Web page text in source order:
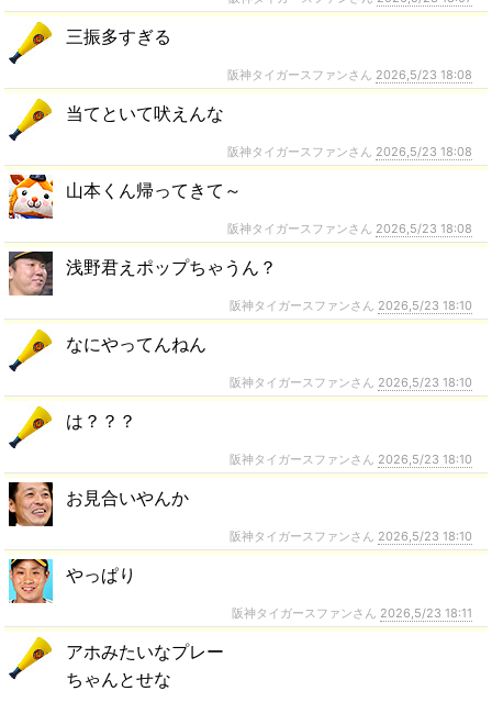
三振多すぎる
阪神タイガースファンさん 2026,5/23 18:08
当てといて吠えんな
阪神タイガースファンさん 2026,5/23 18:08
山本くん帰ってきて～
阪神タイガースファンさん 2026,5/23 18:08
浅野君えポップちゃうん？
阪神タイガースファンさん 2026,5/23 18:10
なにやってんねん
阪神タイガースファンさん 2026,5/23 18:10
は？？？
阪神タイガースファンさん 2026,5/23 18:10
お見合いやんか
阪神タイガースファンさん 2026,5/23 18:10
やっぱり
阪神タイガースファンさん 2026,5/23 18:11
アホみたいなプレー
ちゃんとせな